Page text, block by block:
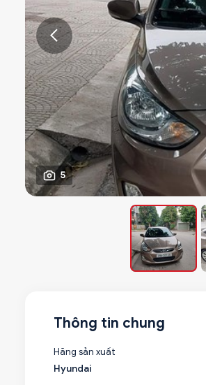
5
Thông tin chung
Hãng sản xuất
Hyundai